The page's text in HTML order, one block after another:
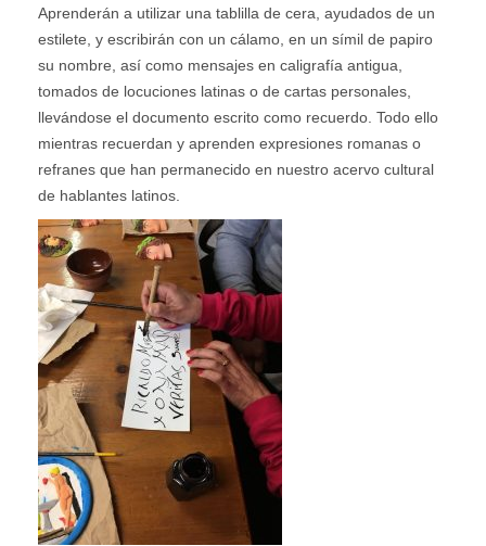
Aprenderán a utilizar una tablilla de cera, ayudados de un
estilete, y escribirán con un cálamo, en un símil de papiro
su nombre, así como mensajes en caligrafía antigua,
tomados de locuciones latinas o de cartas personales,
llevándose el documento escrito como recuerdo. Todo ello
mientras recuerdan y aprenden expresiones romanas o
refranes que han permanecido en nuestro acervo cultural
de hablantes latinos.